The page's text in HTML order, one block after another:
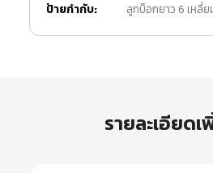
ป้ายกำกับ: ลูกบ็อกยาว 6 เหลี่
รายละเอียด